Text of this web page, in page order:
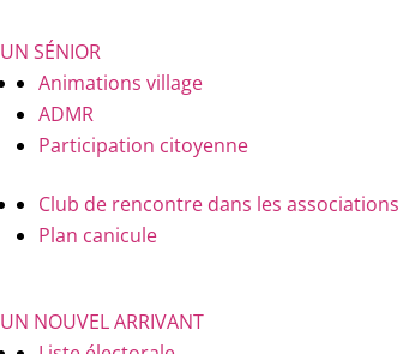
UN SÉNIOR
Animations village
ADMR
Participation citoyenne
Club de rencontre dans les associations
Plan canicule
UN NOUVEL ARRIVANT